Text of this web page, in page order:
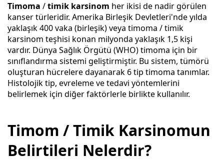
Timoma /timik karsinom her ikisi de nadir görülen
kanser türleridir. Amerika Birleşik Devletleri'nde yılda
yaklaşık 400 vaka (birleşik) veya timoma / timik
karsinom teşhisi konan milyonda yaklaşık 1,5 kişi
vardır. Dünya Sağlık Örgütü (WHO) timoma için bir
sınıflandırma sistemi geliştirmiştir. Bu sistem, tümörü
oluşturan hücrelere dayanarak 6 tip timoma tanımlar.
Histolojik tip, evreleme ve tedavi yöntemlerini
belirlemek için diğer faktörlerle birlikte kullanılır.
Timom / Timik Karsinomun
Belirtileri Nelerdir?